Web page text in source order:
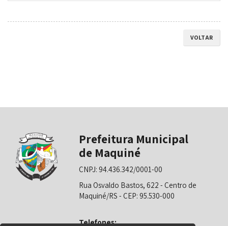
VOLTAR
Prefeitura Municipal
de Maquiné
CNPJ: 94.436.342/0001-00
Rua Osvaldo Bastos, 622 - Centro de
Maquiné/RS - CEP: 95.530-000
Telefones: